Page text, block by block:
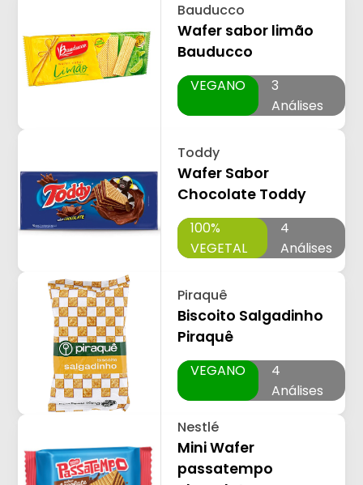
Bauducco
Wafer sabor limão
Bauducco
VEGANO
3
Análises
Toddy
Wafer Sabor
Chocolate Toddy
100%
VEGETAL
4
Análises
Piraquê
Biscoito Salgadinho
Piraquê
VEGANO
4
Análises
Nestlé
Mini Wafer
passatempo